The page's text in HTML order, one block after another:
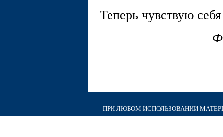
Теперь чувствую
ПРИ ЛЮБОМ ИСПОЛЬЗОВАНИИ